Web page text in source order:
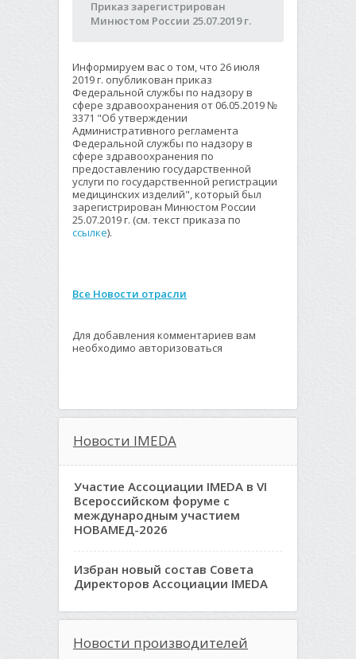
Приказ зарегистрирован
Минюстом России 25.07.2019 г.
Информируем вас о том, что 26 июля
2019 г. опубликован приказ
Федеральной службы по надзору в
сфере здравоохранения от 06.05.2019 №
3371 "Об утверждении
Административного регламента
Федеральной службы по надзору в
сфере здравоохранения по
предоставлению государственной
услуги по государственной регистрации
медицинских изделий", который был
зарегистрирован Минюстом России
25.07.2019 г. (см. текст приказа по
ссылке).
Все Новости отрасли
Для добавления комментариев вам
необходимо авторизоваться
Новости IMEDA
Участие Ассоциации IMEDA в VI
Всероссийском форуме с
международным участием
НОВАМЕД-2026
Избран новый состав Совета
Директоров Ассоциации IMEDA
Новости производителей